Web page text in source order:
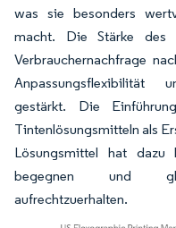
was sie besonders
macht. Die Stärke des
Verbrauchernachfrage
Anpassungsflexibilität
gestärkt. Die
Tintenlösungsmitteln als
Lösungsmittel hat dazu
begegnen und
aufrechtzuerhalten.